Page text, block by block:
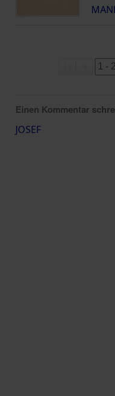
Einen Kommentar
JOSEF